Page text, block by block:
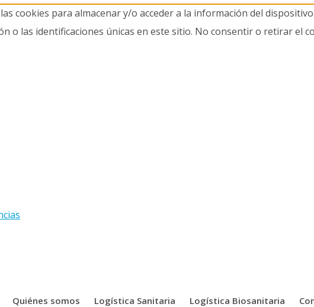
cookies para almacenar y/o acceder a la información del
o las identificaciones únicas en este sitio. No consentir o retirar el
Quiénes somos Logística Sanitaria Logística Biosanitaria